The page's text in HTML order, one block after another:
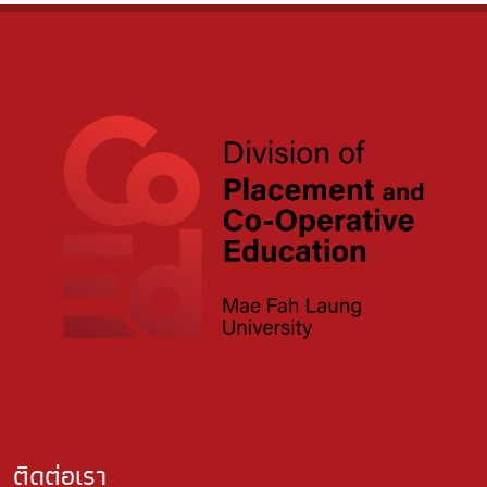
ติดต่อเรา